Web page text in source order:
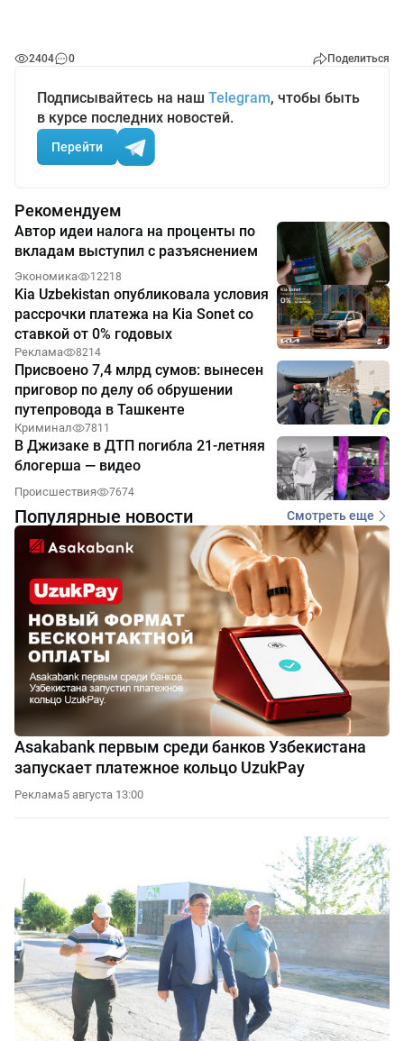
2404 0 Поделиться
Подписывайтесь на наш Telegram, чтобы быть
в курсе последних новостей.
Перейти
Рекомендуем
Автор идеи налога на проценты по
вкладам выступил с разъяснением
Экономика 12218
Kia Uzbekistan опубликовала условия
рассрочки платежа на Kia Sonet со
ставкой от 0% годовых
Реклама 8214
Присвоено 7,4 млрд сумов: вынесен
приговор по делу об обрушении
путепровода в Ташкенте
Криминал 7811
В Джизаке в ДТП погибла 21-летняя
блогерша — видео
Происшествия 7674
Популярные новости Смотреть еще
Asakabank первым среди банков Узбекистана
запускает платежное кольцо UzukPay
Реклама5 августа 13:00